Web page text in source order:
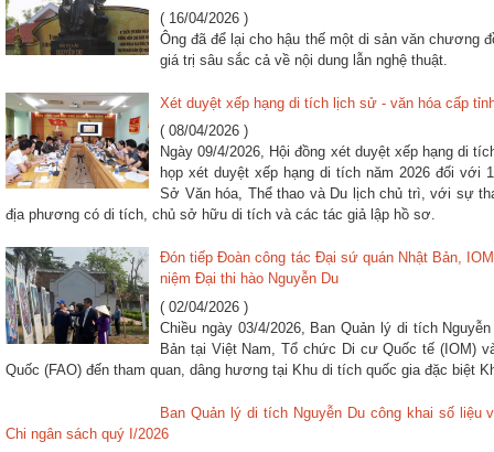
( 16/04/2026 )
Ông đã để lại cho hậu thế một di sản văn chương
giá trị sâu sắc cả về nội dung lẫn nghệ thuật.
Xét duyệt xếp hạng di tích lịch sử - văn hóa cấp
( 08/04/2026 )
Ngày 09/4/2026, Hội đồng xét duyệt xếp hạng di
họp xét duyệt xếp hạng di tích năm 2026 đối với
Sở Văn hóa, Thể thao và Du lịch chủ trì, với sự
địa phương có di tích, chủ sở hữu di tích và các tác giả lập hồ sơ.
Đón tiếp Đoàn công tác Đại sứ quán Nhật Bản,
niệm Đại thi hào Nguyễn Du
( 02/04/2026 )
Chiều ngày 03/4/2026, Ban Quản lý di tích
Bản tại Việt Nam, Tổ chức Di cư Quốc tế (IOM)
Quốc (FAO) đến tham quan, dâng hương tại Khu di tích quốc gia đặc biệt
Ban Quản lý di tích Nguyễn Du công khai số
Chi ngân sách quý I/2026